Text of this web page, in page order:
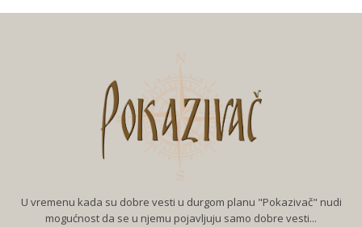
U vremenu kada su dobre vesti u durgom planu "Pokazivač" nudi
mogućnost da se u njemu pojavljuju samo dobre vesti...